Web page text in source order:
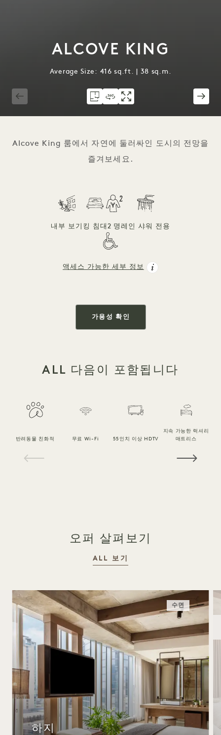
ALCOVE KING
Average Size: 416 sq.ft. | 38 sq.m.
Alcove King 룸에서 자연에 둘러싸인 도시의 전망을
즐겨보세요.
내부 보기 킹 침대 2 명레인 샤워 전용
액세스 가능한 세부 정보
가용성 확인
ALL 다음이 포함됩니다
반려동물 친화적 무료 Wi-Fi 55인치 이상 HDTV
지속 가능한 럭셔리
매트리스
오퍼 살펴보기
ALL 보기
수면
하지